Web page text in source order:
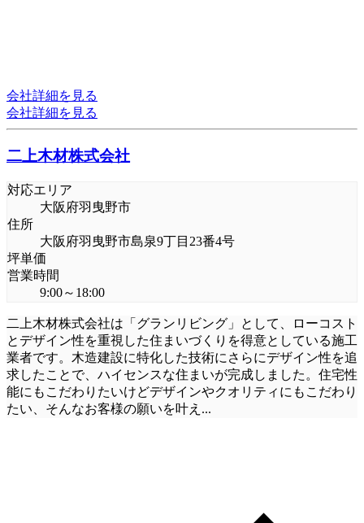
会社詳細を見る
会社詳細を見る
二上木材株式会社
対応エリア
大阪府羽曳野市
住所
大阪府羽曳野市島泉9丁目23番4号
坪単価
営業時間
9:00～18:00
二上木材株式会社は「グランリビング」として、ローコスト
とデザイン性を重視した住まいづくりを得意としている施工
業者です。木造建設に特化した技術にさらにデザイン性を追
求したことで、ハイセンスな住まいが完成しました。住宅性
能にもこだわりたいけどデザインやクオリティにもこだわり
たい、そんなお客様の願いを叶え ...